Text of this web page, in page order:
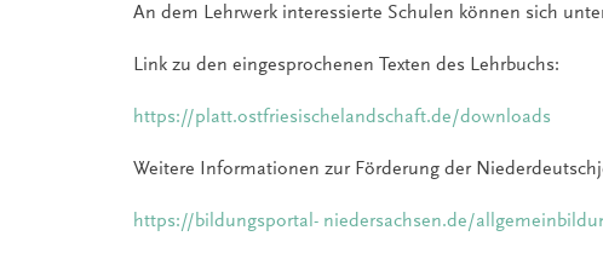
An dem Lehrwerk interessierte Schulen können sich
Link zu den eingesprochenen Texten des Lehrbuchs:
https://platt.ostfriesischelandschaft.de/downloads
Weitere Informationen zur Förderung der
https://bildungsportal- niedersachsen.de/